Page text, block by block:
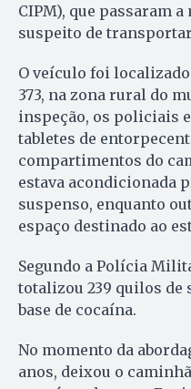
CIPM), que passaram
suspeito de
O veículo foi
373, na zona rural do
inspeção, os policiais
tabletes de
compartimentos do
estava acondicionada
suspenso, enquanto
espaço destinado ao
Segundo a Polícia
totalizou 239 quilos de
base de cocaína.
No momento da
anos, deixou o